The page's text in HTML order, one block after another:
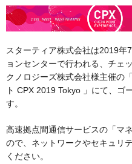
スターティア株式会社は2019年
ョンセンターで行われる、チェ
クノロジーズ株式会社様主催の
ト CPX 2019 Tokyo 」にて、ゴ
す。
高速拠点間通信サービスの「マ
ので、ネットワークやセキュリ
ください。